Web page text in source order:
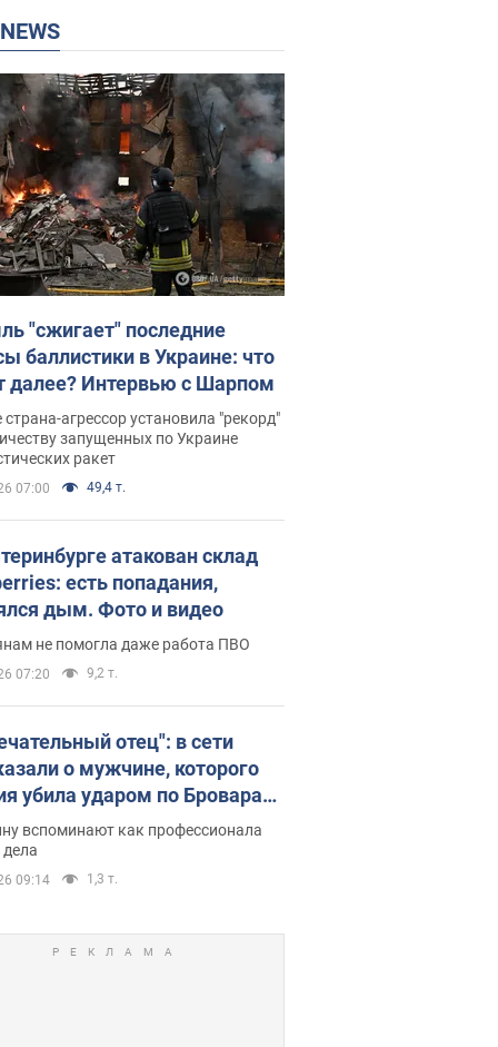
NEWS
"сжигает" последние
баллистики в Украине: что
далее? Интервью с Шарпом
агрессор установила "рекорд"
запущенных по Украине
ракет
07:00 49,4 т.
атакован склад
есть попадания,
дым. Фото и видео
не помогла даже работа ПВО
07:20 9,2 т.
отец": в сети
о мужчине, которого
убила ударом по Броварам.
вспоминают как профессионала
дела
09:14 1,3 т.